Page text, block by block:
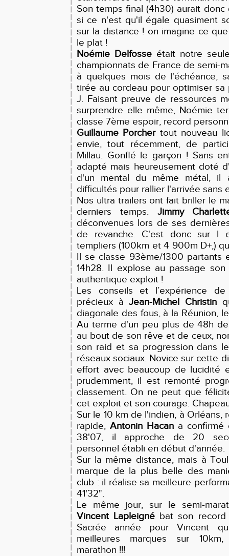
Son temps final (4h30) aurait
si ce n'est qu'il égale quasiment
sur la distance ! on imagine ce
le plat !
Noémie Delfosse était notre
championnats de France de semi-
à quelques mois de l'échéance,
tirée au cordeau pour optimiser sa
J. Faisant preuve de ressources
surprendre elle même, Noémie
classe 7ème espoir, record
Guillaume Porchertout nouveau
envie, tout récemment, de
Millau. Gonflé le garçon ! Sans
adapté mais heureusement doté
d'un mental du même métal,
difficultés pour rallier l'arrivée sans
Nos ultra trailers ont fait briller le
derniers temps. Jimmy
déconvenues lors de ses
de revanche. C'est donc sur l
templiers (100km et 4 900m D+,)
Il se classe 93ème/1300 partants
14h28. Il explose au passage
authentique exploit !
Les conseils et l’expérience
précieux àJean-Michel Christin
diagonale des fous, à la Réunion,
Au terme d'un peu plus de 48h
au bout de son rêve et de ceux,
son raid et sa progression dans
réseaux sociaux. Novice sur cette
effort avec beaucoup de lucidité
prudemment, il est remonté
classement. On ne peut que
cet exploit et son courage.
Sur le 10 km de l'indien, à
rapide, Antonin Hacan a confirmé
38'07, il approche de 20
personnel établi en début d'année.
Sur la même distance, mais à
marque de la plus belle des
club : il réalise sa meilleure
41'32".
Le même jour, sur le semi-
Vincent Lapleigné bat son record
Sacrée année pour Vincent
meilleures marques sur
marathon !!!